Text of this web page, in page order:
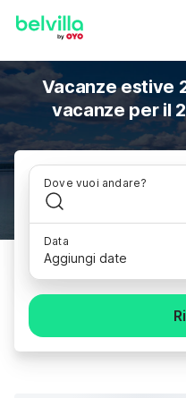
Vacanze estive
vacanze per il
Dove vuoi andare?
Data
Aggiungi date